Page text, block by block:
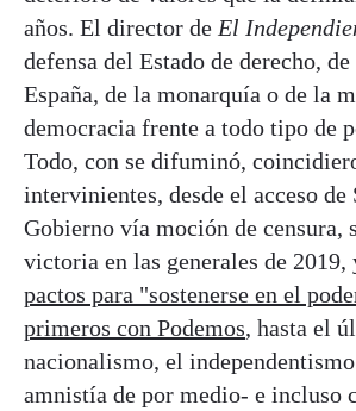
años. El director de El
defensa del Estado de derecho,
España, de la monarquía o de la
democracia frente a todo tipo de
Todo, con se difuminó,
intervinientes, desde el acceso de
Gobierno vía moción de censura,
victoria en las generales de 2019,
pactos para "sostenerse en el
primeros con Podemos, hasta el
nacionalismo, el
amnistía de por medio- e incluso